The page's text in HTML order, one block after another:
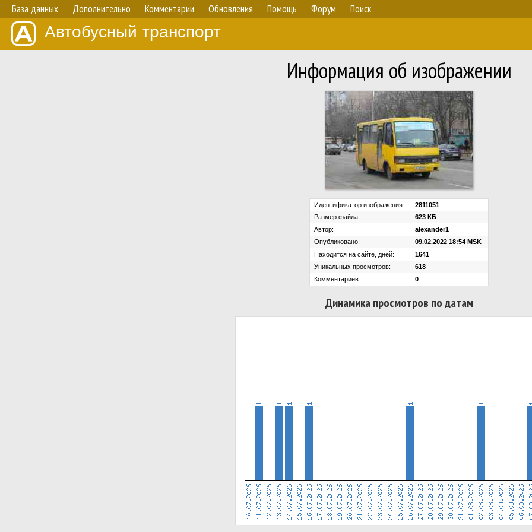
База данных Дополнительно Комментарии Обновления Помощь Форум Поиск
Автобусный транспорт
Информация об изображении
Идентификатор изображения:
2811051
Размер файла:
623 КБ
Автор:
alexander1
Опубликовано:
09.02.2022 18:54 MSK
Находится на сайте, дней:
1641
Уникальных просмотров:
618
Комментариев:
0
Динамика просмотров по датам